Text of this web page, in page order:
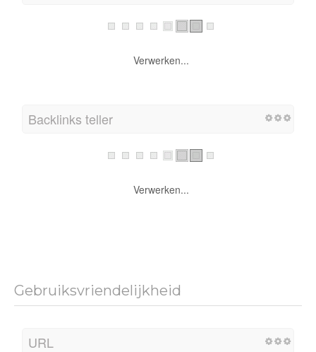
Verwerken...
Backlinks teller
Verwerken...
Gebruiksvriendelijkheid
URL